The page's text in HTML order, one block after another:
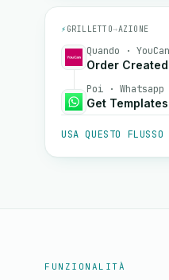
⚡ GRILLETTO→AZIONE
Quando · YouCan
Order Created
Poi · Whatsapp
Get Templates
USA QUESTO
FUNZIONALITÀ